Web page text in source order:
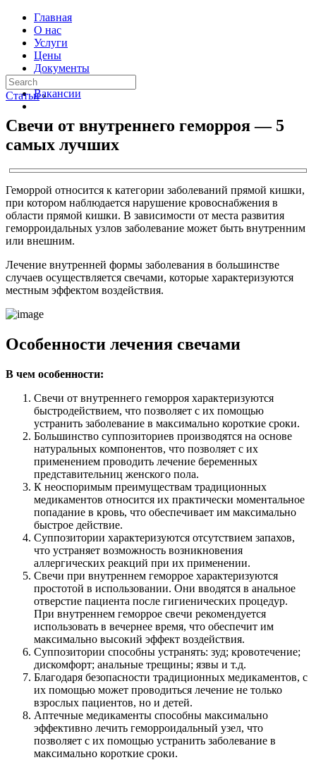
Главная
О нас
Услуги
Цены
Документы
Контакты
Вакансии
Статьи ›
Свечи от внутреннего геморроя — 5
самых лучших
Геморрой относится к категории заболеваний прямой кишки,
при котором наблюдается нарушение кровоснабжения в
области прямой кишки. В зависимости от места развития
геморроидальных узлов заболевание может быть внутренним
или внешним.
Лечение внутренней формы заболевания в большинстве
случаев осуществляется свечами, которые характеризуются
местным эффектом воздействия.
Особенности лечения свечами
В чем особенности:
Свечи от внутреннего геморроя характеризуются
быстродействием, что позволяет с их помощью
устранить заболевание в максимально короткие сроки.
Большинство суппозиториев производятся на основе
натуральных компонентов, что позволяет с их
применением проводить лечение беременных
представительниц женского пола.
К неоспоримым преимуществам традиционных
медикаментов относится их практически моментальное
попадание в кровь, что обеспечивает им максимально
быстрое действие.
Суппозитории характеризуются отсутствием запахов,
что устраняет возможность возникновения
аллергических реакций при их применении.
Свечи при внутреннем геморрое характеризуются
простотой в использовании. Они вводятся в анальное
отверстие пациента после гигиенических процедур.
При внутреннем геморрое свечи рекомендуется
использовать в вечернее время, что обеспечит им
максимально высокий эффект воздействия.
Суппозитории способны устранять: зуд; кровотечение;
дискомфорт; анальные трещины; язвы и т.д.
Благодаря безопасности традиционных медикаментов, с
их помощью может проводиться лечение не только
взрослых пациентов, но и детей.
Аптечные медикаменты способны максимально
эффективно лечить геморроидальный узел, что
позволяет с их помощью устранить заболевание в
максимально короткие сроки.